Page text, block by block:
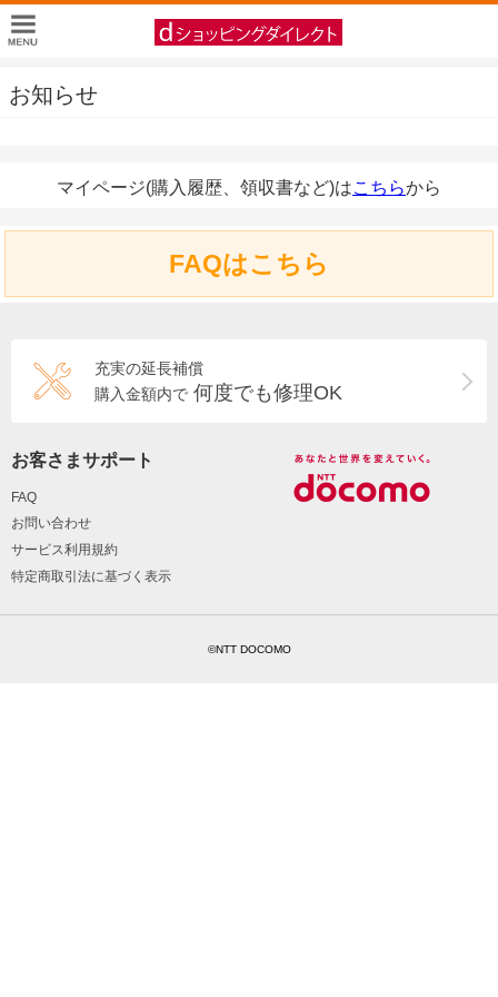
お知らせ
マイページ(購入履歴、領収書など)はこちらから
FAQはこちら
充実の延長補償
購入金額内で 何度でも修理OK
お客さまサポート
FAQ
お問い合わせ
サービス利用規約
特定商取引法に基づく表示
©NTT DOCOMO